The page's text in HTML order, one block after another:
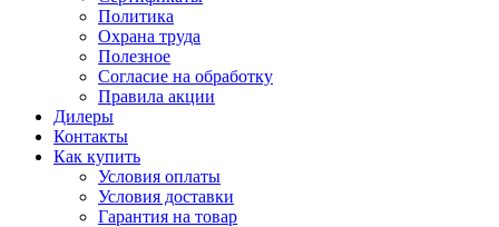
Политика
Охрана труда
Полезное
Согласие на обработку
Правила акции
Дилеры
Контакты
Как купить
Условия оплаты
Условия доставки
Гарантия на товар